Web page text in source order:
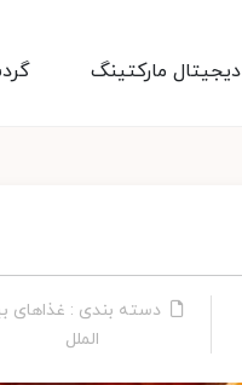
دیجیتال مارکتینگ
دسته بندی : غذاهای
الملل